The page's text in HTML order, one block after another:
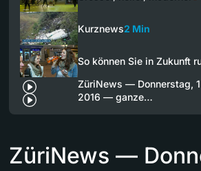
Kurznews2 Min
So können Sie in Zukunft
ZüriNews — Donnerstag,
2016 — ganze…
ZüriNews —